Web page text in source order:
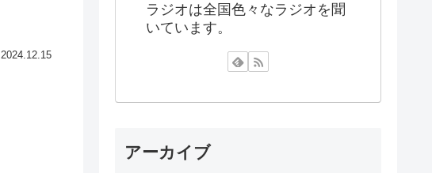
2024.12.15
ラジオは全国色々なラジオを聞
いています。
アーカイブ